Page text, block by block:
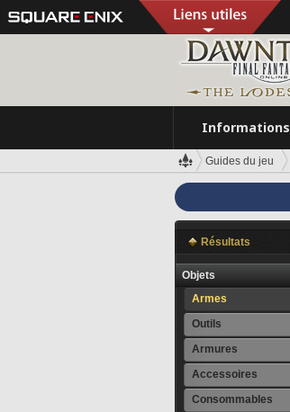
Informations
Guides du jeu
Résultats
Objets
Armes
Outils
Armures
Accessoires
Consommables